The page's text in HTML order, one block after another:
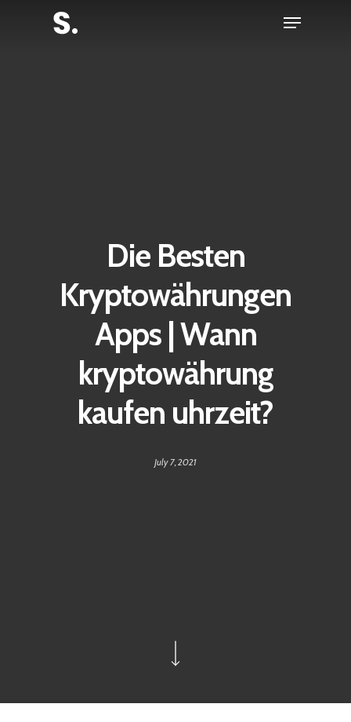
Menu
Die Besten
Kryptowährungen
Apps | Wann
kryptowährung
kaufen uhrzeit?
July 7, 2021